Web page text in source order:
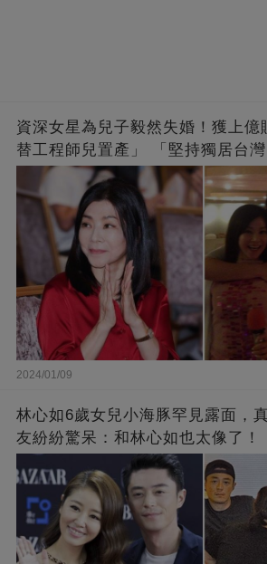
資深女星為兒子毅然失婚！獲上億
替工程師兒置產」 「堅持獨居台
2024/01/09
林心如6歲女兒小海豚罕見露面，
友紛紛驚呆：和林心如也太像了！